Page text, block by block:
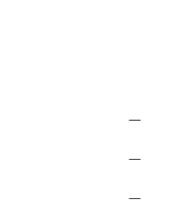
—
—
—